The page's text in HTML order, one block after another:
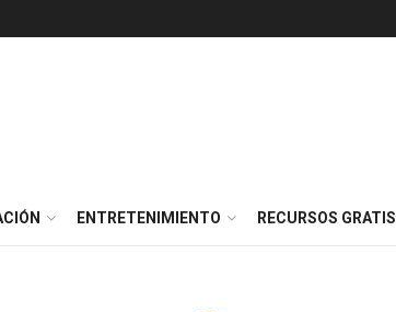
ENTRETENIMIENTO RECURSOS GRATIS